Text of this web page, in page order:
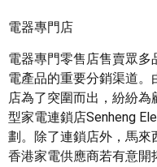
電器專門店
電器專門零售店售賣眾
電產品的重要分銷渠道
店為了突圍而出，紛紛
型家電連鎖店Senheng
劃。除了連鎖店外，馬來
香港家電供應商若有意開